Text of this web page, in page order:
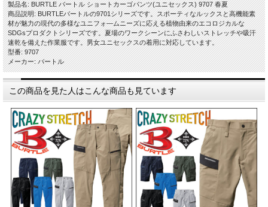
製品名: BURTLE バートル ショートカーゴパンツ(ユニセックス) 9707 春夏
商品説明: BURTLEバートルの9701シリーズです。スポーティなルックスと高機能素
材が魅力の現代の多様なユニフォ―ムニーズに応える植物由来のエコロジカルな
SDGsプロダクトシリーズです。夏場のワークシーンにふさわしいストレッチや吸汗
速乾を備えた作業服です。男女ユニセックスの着用に対応しています。
型番: 9707
メーカー: バートル
この商品を見た人はこんな商品も見ています